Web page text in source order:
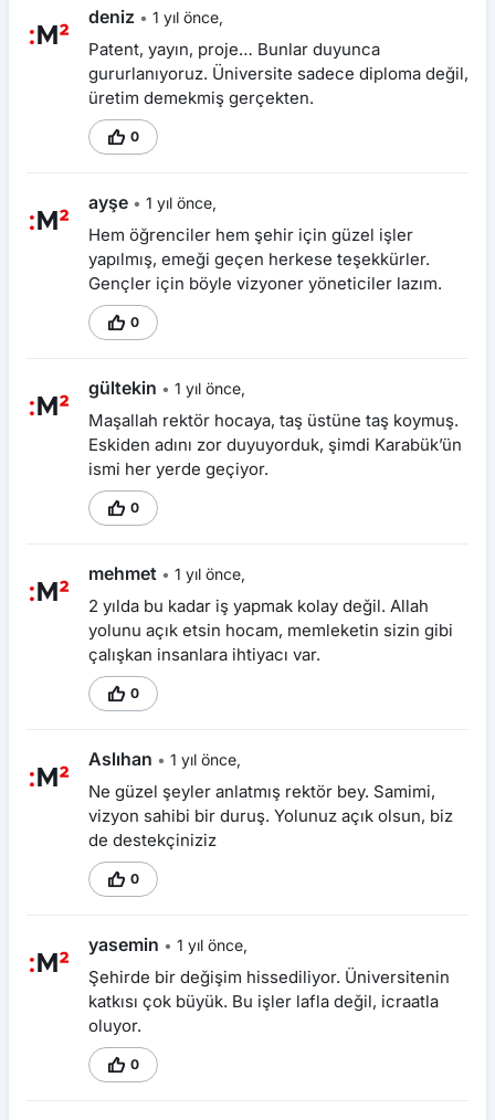
deniz • 1 yıl önce,
Patent, yayın, proje… Bunlar duyunca
gururlanıyoruz. Üniversite sadece diploma değil,
üretim demekmiş gerçekten.
0
ayşe • 1 yıl önce,
Hem öğrenciler hem şehir için güzel işler
yapılmış, emeği geçen herkese teşekkürler.
Gençler için böyle vizyoner yöneticiler lazım.
0
gültekin • 1 yıl önce,
Maşallah rektör hocaya, taş üstüne taş koymuş.
Eskiden adını zor duyuyorduk, şimdi Karabük’ün
ismi her yerde geçiyor.
0
mehmet • 1 yıl önce,
2 yılda bu kadar iş yapmak kolay değil. Allah
yolunu açık etsin hocam, memleketin sizin gibi
çalışkan insanlara ihtiyacı var.
0
Aslıhan • 1 yıl önce,
Ne güzel şeyler anlatmış rektör bey. Samimi,
vizyon sahibi bir duruş. Yolunuz açık olsun, biz
de destekçiniziz
0
yasemin • 1 yıl önce,
Şehirde bir değişim hissediliyor. Üniversitenin
katkısı çok büyük. Bu işler lafla değil, icraatla
oluyor.
0